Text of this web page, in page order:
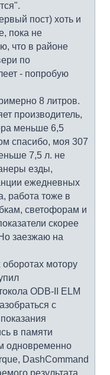
пост) хоть и
пока не
что в районе
по
- попробую
8 литров.
производитель,
меньше 6,5
спасибо, моя 307
7,5 л. не
езды,
ежедневных
работа тоже в
светофорам и
скорее
заезжаю на
мотору
ODB-II ELM
с
в памяти
одновременно
DashCommand
результата